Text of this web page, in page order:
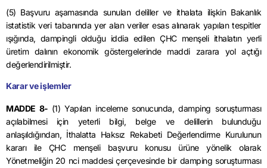
(5) Başvuru aşamasında sunulan deliller ve ithalata ilişkin Bakanlık
istatistik veri tabanında yer alan veriler esas alınarak yapılan tespitler
ışığında, dampingliolduğu iddia edilen ÇHC menşeli ithalatın yerli
üretim dalının ekonomik göstergelerinde maddi zarara yol açtığı
değerlendirilmiştir.
Karar ve işlemler
MADDE 8- (1) Yapılan inceleme sonucunda,damping soruşturması
açılabilmesi için yeterli bilgi, belge ve delillerin bulunduğu
anlaşıldığından, İthalatta Haksız Rekabeti Değerlendirme Kurulunun
kararı ile ÇHC menşeli başvuru konusu ürüne yönelik olarak
Yönetmeliğin 20 nci maddesi çerçevesinde bir damping soruşturması